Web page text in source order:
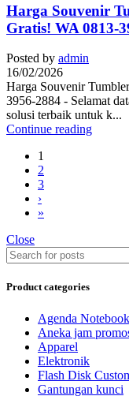
Harga Souvenir
Gratis! WA 0813-
Posted by admin
16/02/2026
Harga Souvenir
3956-2884 - Selamat
solusi terbaik untuk k...
Continue reading
1
2
3
›
»
Close
Product categories
Agenda
Aneka jam
Apparel
Elektronik
Flash Disk
Gantungan kunci